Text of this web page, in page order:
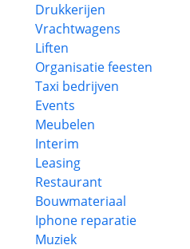
Drukkerijen
Vrachtwagens
Liften
Organisatie feesten
Taxi bedrijven
Events
Meubelen
Interim
Leasing
Restaurant
Bouwmateriaal
Iphone reparatie
Muziek